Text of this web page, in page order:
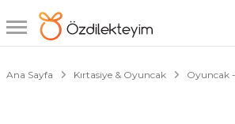
Ana Sayfa Kırtasiye & Oyuncak Oyuncak
1/6